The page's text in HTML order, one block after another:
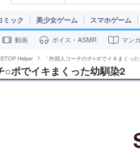
ミック 美少女ゲーム スマホゲーム
動画 ボイス・ASMR マン
Helper 「外国人コーチのチ○ポでイキまくっ
○ポでイキまくった幼馴染2